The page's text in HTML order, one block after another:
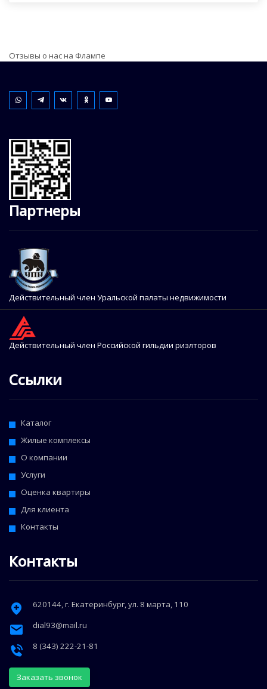
Отзывы о нас на Флампе
Партнеры
Действительный член Уральской палаты недвижимости
Действительный член Российской гильдии риэлторов
Ссылки
Каталог
Жилые комплексы
О компании
Услуги
Оценка квартиры
Для клиента
Контакты
Контакты
620144, г. Екатеринбург,ул. 8 марта, 110
dial93@mail.ru
8 (343) 222-21-81
Заказать звонок